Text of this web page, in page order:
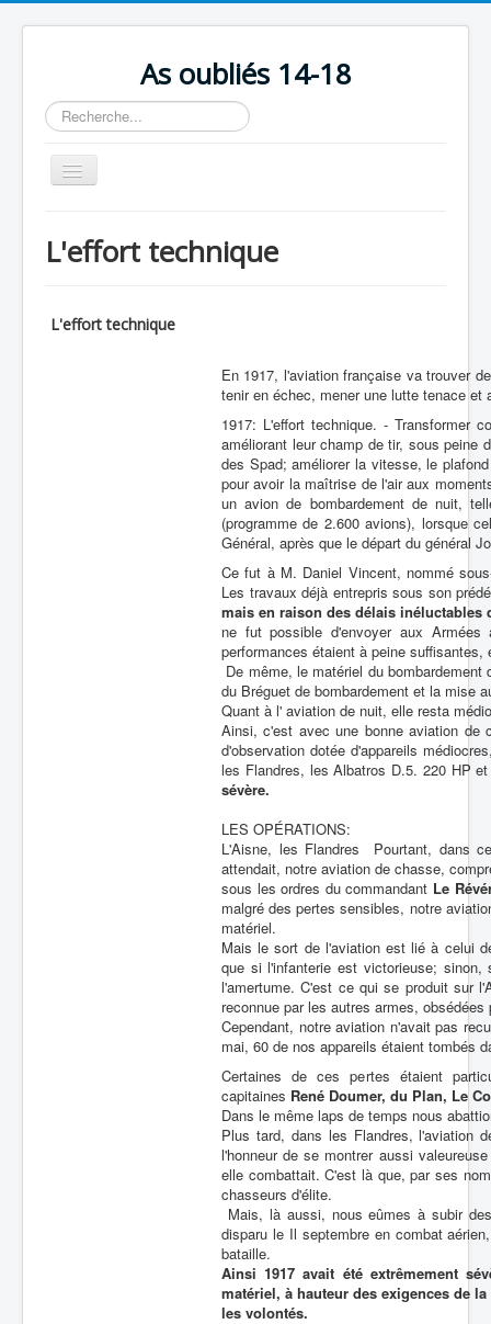
As oubliés 14-18
Rechercher
Basculer
la
Chronologie
Organisation
L'effort technique
L'effort technique
En 1917, l'aviation française va trouver
tenir en échec, mener une lutte tenace et
1917: L'effort technique. - Transformer
améliorant leur champ de tir, sous peine
des Spad; améliorer la vitesse, le
pour avoir la maîtrise de l'air aux
un avion de bombardement de nuit,
(programme de 2.600 avions), lorsque
Général, après que le départ du général
Ce fut à M. Daniel Vincent, nommé
Les travaux déjà entrepris sous son
mais en raison des délais
ne fut possible d'envoyer aux
performances étaient à peine
De même, le matériel du
du Bréguet de bombardement et la mise
Quant à l' aviation de nuit, elle resta
Ainsi, c'est avec une bonne aviation
d'observation dotée d'appareils
les Flandres, les Albatros D.5. 220 HP
sévère.
LES OPÉRATIONS:
L'Aisne, les Flandres Pourtant, dans
attendait, notre aviation de chasse,
sous les ordres du commandant Le
malgré des pertes sensibles, notre
matériel.
Mais le sort de l'aviation est lié à celui
que si l'infanterie est victorieuse; sinon,
l'amertume. C'est ce qui se produit sur
reconnue par les autres armes,
Cependant, notre aviation n'avait pas
mai, 60 de nos appareils étaient tombés
Certaines de ces pertes étaient
capitaines René Doumer, du Plan, Le
Dans le même laps de temps nous
Plus tard, dans les Flandres, l'aviation
l'honneur de se montrer aussi
elle combattait. C'est là que, par ses
chasseurs d'élite.
Mais, là aussi, nous eûmes à subir
disparu le Il septembre en combat
bataille.
Ainsi 1917 avait été extrêmement
matériel, à hauteur des exigences de
les volontés.